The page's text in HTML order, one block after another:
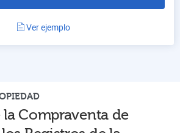
Ver ejemplo
Compraventa de